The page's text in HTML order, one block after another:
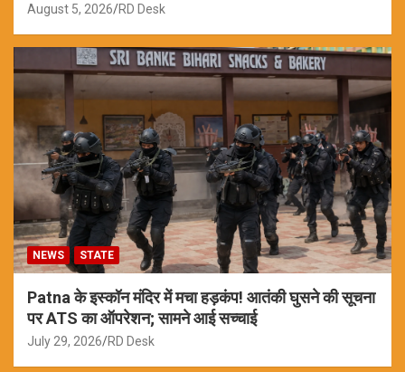
August 5, 2026 RD Desk
NEWS STATE
Patna के इस्कॉन मंदिर में मचा हड़कंप! आतंकी घुसने की सूचना
पर ATS का ऑपरेशन; सामने आई सच्चाई
July 29, 2026 RD Desk